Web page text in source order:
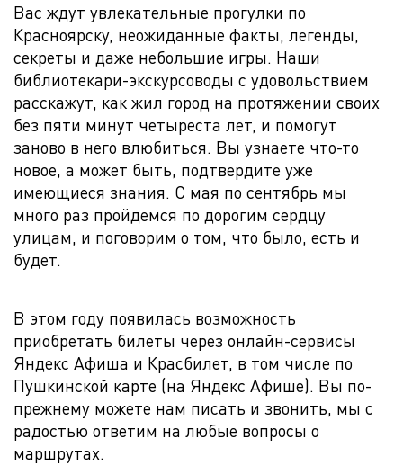
Вас ждут увлекательные прогулки по
Красноярску, неожиданные факты, легенды,
секреты и даже небольшие игры. Наши
библиотекари-экскурсоводы с удовольствием
расскажут, как жил город на протяжении своих
без пяти минут четыреста лет, и помогут
заново в него влюбиться. Вы узнаете что-то
новое, а может быть, подтвердите уже
имеющиеся знания. С мая по сентябрь мы
много раз пройдемся по дорогим сердцу
улицам, и поговорим о том, что было, есть и
будет.
В этом году появилась возможность
приобретать билеты через онлайн-сервисы
Яндекс Афиша и Красбилет, в том числе по
Пушкинской карте (на Яндекс Афише). Вы по-
прежнему можете нам писать и звонить, мы с
радостью ответим на любые вопросы о
маршрутах.